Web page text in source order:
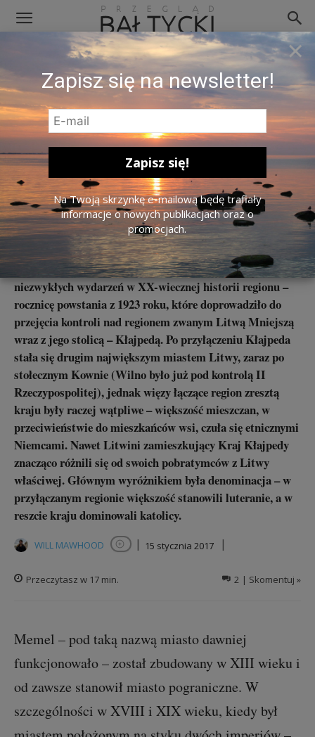
Strzelcy litewscy w czasie przewrotu w Kłajpedzie. Zdj. Litewskie Archiwum Państwowe.
Od Memla do Kłajpedy. Powstanie
w Kłajpedzie
15 stycznia Litwa obchodzi jedno z najbardziej
niezwykłych wydarzeń w XX-wiecznej historii regionu –
rocznicę powstania z 1923 roku, które doprowadziło do
przejęcia kontroli nad regionem zwanym Litwą Mniejszą
wraz z jego stolicą – Kłajpedą. Po przyłączeniu Kłajpeda
stała się drugim największym miastem Litwy, zaraz po
stołecznym Kownie (Wilno było już pod kontrolą II
Rzeczypospolitej), jednak więzy łączące region zresztą
kraju były raczej wątpliwe – większość mieszczan, w
przeciwieństwie do mieszkańców wsi, czuła się etnicznymi
Niemcami. Nawet Litwini zamieszkujący Kraj Kłajpedy
znacząco różnili się od swoich pobratymców z Litwy
właściwej. Głównym wyróżnikiem była denominacja – w
przyłączanym regionie większość stanowili luteranie, a w
reszcie kraju dominowali katolicy.
WILL MAWHOOD Obserwuj autora
| 15 stycznia 2017 |
2 | Skomentuj »
Przeczytasz w 17 min.
Memel – pod taką nazwą miasto dawniej
funkcjonowało – został zbudowany w XIII wieku i
od zawsze stanowił miasto pograniczne. W
szczególności w XVIII i XIX wieku, kiedy był
×
Zapisz się na newsletter!
Na Twoją skrzynkę e-mailową będę trafiały
informacje o nowych publikacjach oraz o
promocjach.